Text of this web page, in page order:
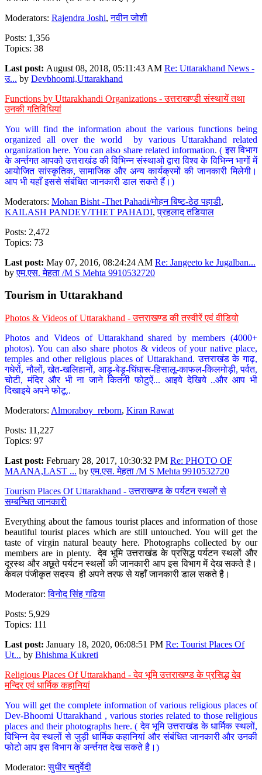
Moderators: Rajendra Joshi,नवीन जोशी
Posts: 1,356
Topics: 38
Last post: August 08, 2018, 05:11:43 AM Re: Uttarakhand News -
उ... by Devbhoomi,Uttarakhand
Functions by Uttarakhandi Organizations - उत्तराखण्डी संस्थायें तथा
उनकी गतिविधियां
You will find the information about the various functions being
organized all over the world by various Uttarakhand related
organization here. You can also share related information. ( इस विभाग
के अर्न्तगत आपको उत्तराखंड की विभिन्न संस्थाओ द्वारा विश्व के विभिन्न भागों में
आयोजित सांस्कृतिक, सामाजिक और अन्य कार्यक्रमों की जानकारी मिलेगी।
आप भी यहाँ इससे संबंधित जानकारी डाल सकते हैं।)
Moderators: Mohan Bisht -Thet Pahadi/मोहन बिष्ट-ठेठ पहाडी,
KAILASH PANDEY/THET PAHADI,प्रहलाद तडियाल
Posts: 2,472
Topics: 73
Last post: May 07, 2016, 08:24:24 AM Re: Jangeeto ke Jugalban...
byएम.एस. मेहता /M S Mehta 9910532720
Tourism in Uttarakhand
Photos & Videos of Uttarakhand - उत्तराखण्ड की तस्वीरें एवं वीडियो
Photos and Videos of Uttarakhand shared by members (4000+
photos). You can also share photos & videos of your native place,
temples and other religious places of Uttarakhand. उत्तराखंड के गाढ़,
गधेरों, नौलों, खेत-खलिहानों, आड़ू-बेड़ू-घिंघारू-हिसालू-काफल-किलमोड़ी, पर्वत,
चोटी, मंदिर और भी ना जाने कितनी फोटुऐं... आइये देखिये ..और आप भी
दिखाइये अपने फोटू..
Moderators: Almoraboy_reborn, Kiran Rawat
Posts: 11,227
Topics: 97
Last post: February 28, 2017, 10:30:32 PM Re: PHOTO OF
MAANA,LAST ... byएम.एस. मेहता /M S Mehta 9910532720
Tourism Places Of Uttarakhand - उत्तराखण्ड के पर्यटन स्थलों से
सम्बन्धित जानकारी
Everything about the famous tourist places and information of those
beautiful tourist places which are still untouched. You will get the
taste of virgin natural beauty here. Photographs collected by our
members are in plenty. देव भूमि उत्तराखंड के प्रसिद्ध पर्यटन स्थलों और
दूरस्थ और अछूते पर्यटन स्थलों की जानकारी आप इस विभाग में देख सकते है।
केवल पंजीकृत सदस्य ही अपने तरफ से यहाँ जानकारी डाल सकते है।
Moderator:विनोद सिंह गढ़िया
Posts: 5,929
Topics: 111
Last post: January 18, 2020, 06:08:51 PM Re: Tourist Places Of
Ut... by Bhishma Kukreti
Religious Places Of Uttarakhand - देव भूमि उत्तराखण्ड के प्रसिद्ध देव
मन्दिर एवं धार्मिक कहानियां
You will get the complete information of various religious places of
Dev-Bhoomi Uttarakhand , various stories related to those religious
places and their photographs here. ( देव भूमि उत्तराखंड के धार्मिक स्थलों,
विभिन्न देव स्थलों से जुड़ी धार्मिक कहानियां और संबंधित जानकारी और उनकी
फोटो आप इस विभाग के अर्न्तगत देख सकते है।)
Moderator:सुधीर चतुर्वेदी